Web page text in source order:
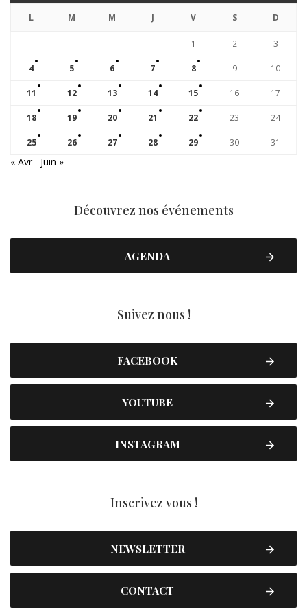
L M M J V S D
1 2 3
4 5 6 7 8 9 10
11 12 13 14 15 16 17
18 19 20 21 22 23 24
25 26 27 28 29 30 31
« Avr Juin »
Découvrez nos événements
AGENDA
Suivez nous !
FACEBOOK
YOUTUBE
INSTAGRAM
Inscrivez vous !
NEWSLETTER
CONTACT